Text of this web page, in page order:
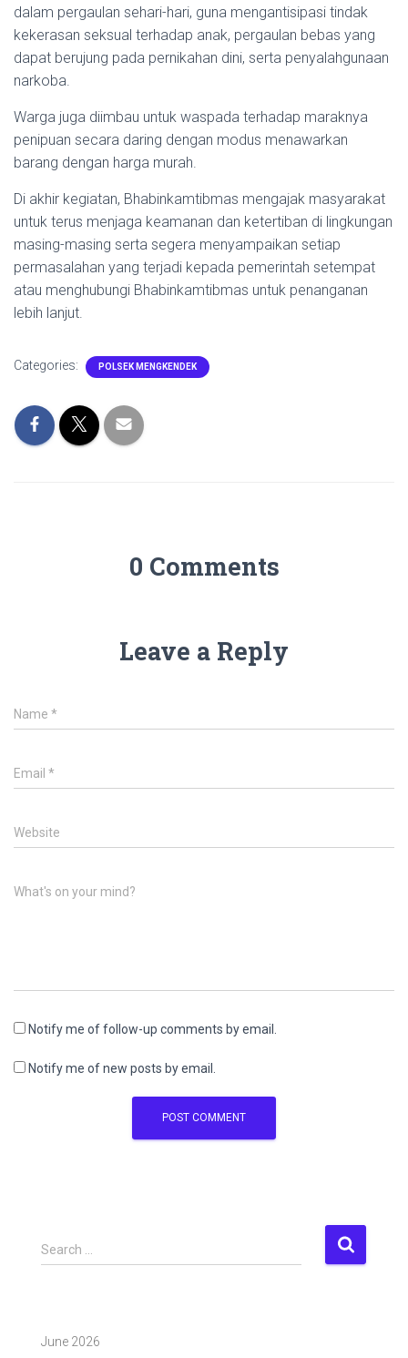
dalam pergaulan sehari-hari, guna mengantisipasi tindak
kekerasan seksual terhadap anak, pergaulan bebas yang
dapat berujung pada pernikahan dini, serta penyalahgunaan
narkoba.
Warga juga diimbau untuk waspada terhadap maraknya
penipuan secara daring dengan modus menawarkan
barang dengan harga murah.
Di akhir kegiatan, Bhabinkamtibmas mengajak masyarakat
untuk terus menjaga keamanan dan ketertiban di lingkungan
masing-masing serta segera menyampaikan setiap
permasalahan yang terjadi kepada pemerintah setempat
atau menghubungi Bhabinkamtibmas untuk penanganan
lebih lanjut.
Categories: POLSEK MENGKENDEK
0 Comments
Leave a Reply
Name *
Email *
Website
What's on your mind?
Notify me of follow-up comments by email.
Notify me of new posts by email.
S
e
h
Search …
June 2026